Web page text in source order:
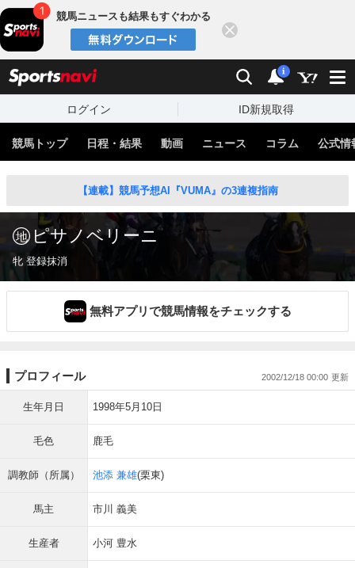
競馬ニュースも結果もすぐわかる
検索 通知
i
ログイン ID新規取得
競馬トップ 日程・結果 動画 ニュース コラム 公式情
【連載】競馬予想AI『VUMA』の3連複指南
ピサノベリーニ
牝 登録抹消
無料アプリで競馬情報をチェックする
プロフィール 2002/12/18 00:00
生年月日 1998年5月10日
毛色 鹿毛
調教師（所属） 池添 兼雄(栗東)
馬主 市川 義美
生産者 小河 豊水